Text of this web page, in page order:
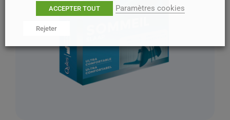
ACCEPTER TOUT Paramètres cookies
Rejeter